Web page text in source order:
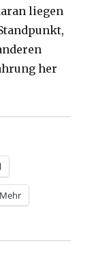
liegen
her
Rezension
Mehr